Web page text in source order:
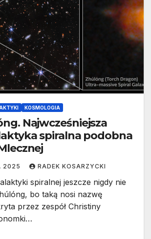
KOSMOLOGIA
Najwcześniejsza
spiralna podobna
2025 RADEK KOSARZYCKI
spiralnej jeszcze nigdy nie
bo taką nosi nazwę
przez zespół Christiny